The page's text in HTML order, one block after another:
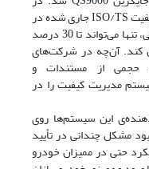
خوش‌بینانه‌ترین حالت، سیستم مدیریت کیفیت ISO/TS جاری شده در
شرکت‌های تأمین‌کننده‌ی خوروسازان داخلی، تنها می‌تواند تا 30 درصد
کند. آن‌چه در شرکت‌های
حجمی از مستندات و
مدیریت کیفیت را در
این سیستم‌ها روی
مشکل چندانی در تأیید
حتی در ممیزان خودرو